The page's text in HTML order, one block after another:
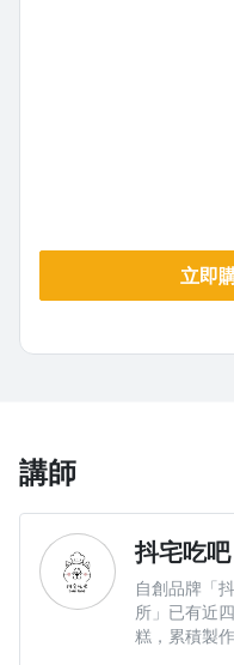
立即
講師
抖宅吃吧
自創品牌「
所」已有近
糕，累積製